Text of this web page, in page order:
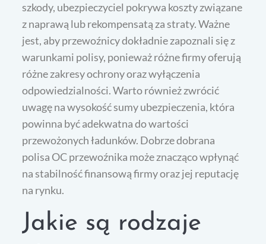
szkody, ubezpieczyciel pokrywa koszty związane
z naprawą lub rekompensatą za straty. Ważne
jest, aby przewoźnicy dokładnie zapoznali się z
warunkami polisy, ponieważ różne firmy oferują
różne zakresy ochrony oraz wyłączenia
odpowiedzialności. Warto również zwrócić
uwagę na wysokość sumy ubezpieczenia, która
powinna być adekwatna do wartości
przewożonych ładunków. Dobrze dobrana
polisa OC przewoźnika może znacząco wpłynąć
na stabilność finansową firmy oraz jej reputację
na rynku.
Jakie są rodzaje